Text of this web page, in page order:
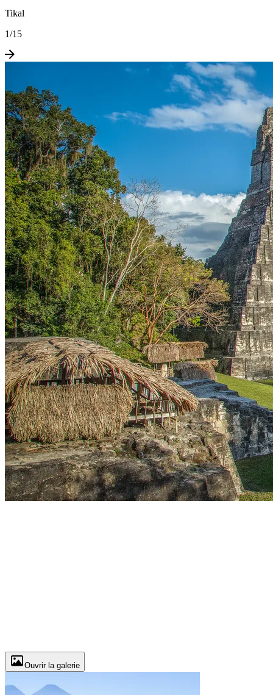
Tikal
1/15
Ouvrir la galerie